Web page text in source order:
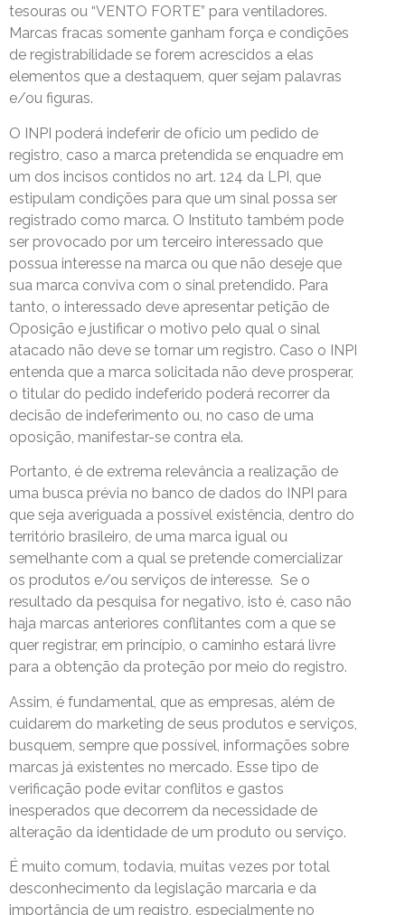
tesouras ou “VENTO FORTE” para ventiladores.
Marcas fracas somente ganham força e condições
de registrabilidade se forem acrescidos a elas
elementos que a destaquem, quer sejam palavras
e/ou figuras.
O INPI poderá indeferir de ofício um pedido de
registro, caso a marca pretendida se enquadre em
um dos incisos contidos no art. 124 da LPI, que
estipulam condições para que um sinal possa ser
registrado como marca. O Instituto também pode
ser provocado por um terceiro interessado que
possua interesse na marca ou que não deseje que
sua marca conviva com o sinal pretendido. Para
tanto, o interessado deve apresentar petição de
Oposição e justificar o motivo pelo qual o sinal
atacado não deve se tornar um registro. Caso o INPI
entenda que a marca solicitada não deve prosperar,
o titular do pedido indeferido poderá recorrer da
decisão de indeferimento ou, no caso de uma
oposição, manifestar-se contra ela.
Portanto, é de extrema relevância a realização de
uma busca prévia no banco de dados do INPI para
que seja averiguada a possível existência, dentro do
território brasileiro, de uma marca igual ou
semelhante com a qual se pretende comercializar
os produtos e/ou serviços de interesse. Se o
resultado da pesquisa for negativo, isto é, caso não
haja marcas anteriores conflitantes com a que se
quer registrar, em princípio, o caminho estará livre
para a obtenção da proteção por meio do registro.
Assim, é fundamental, que as empresas, além de
cuidarem do marketing de seus produtos e serviços,
busquem, sempre que possível, informações sobre
marcas já existentes no mercado. Esse tipo de
verificação pode evitar conflitos e gastos
inesperados que decorrem da necessidade de
alteração da identidade de um produto ou serviço.
É muito comum, todavia, muitas vezes por total
desconhecimento da legislação marcaria e da
importância de um registro, especialmente no